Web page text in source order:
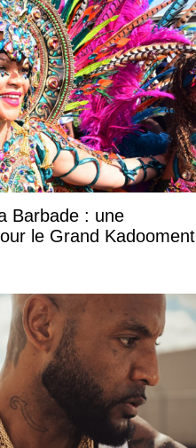
Barbade : une
le Grand Kadooment